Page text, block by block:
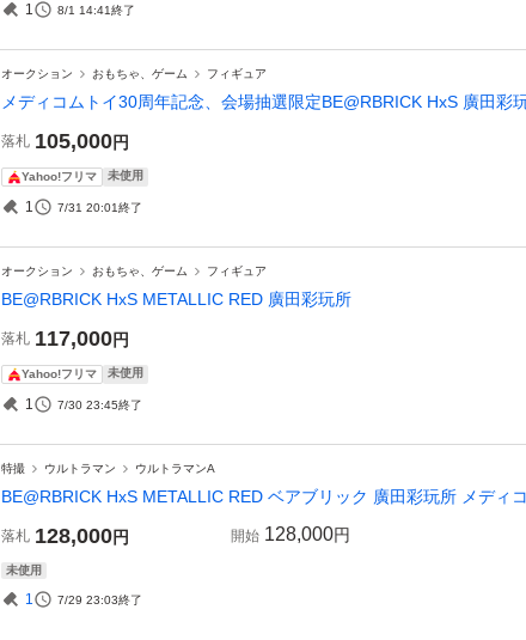
1 8/1 14:41終了
オークション おもちゃ、ゲーム フィギュア
メディコムトイ30周年記念、会場抽選限定BE@RBRICK HxS 廣田彩
落札 105,000円
Yahoo!フリマ 未使用
1 7/31 20:01終了
オークション おもちゃ、ゲーム フィギュア
BE@RBRICK HxS METALLIC RED 廣田彩玩所
落札 117,000円
Yahoo!フリマ 未使用
1 7/30 23:45終了
特撮 ウルトラマン ウルトラマンA
BE@RBRICK HxS METALLIC RED ベアブリック 廣田彩玩所 メディ
落札 128,000円 開始 128,000円
未使用
1 7/29 23:03終了